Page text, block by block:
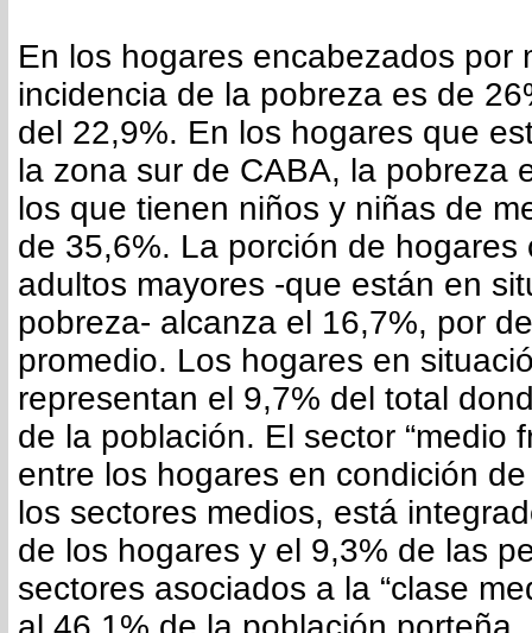
En los hogares encabezados por
incidencia de la pobreza es de
del 22,9%. En los hogares que
la zona sur de CABA, la pobreza
los que tienen niños y niñas de
de 35,6%. La porción de hogares
adultos mayores -que están en
pobreza- alcanza el 16,7%, por
promedio. Los hogares en
representan el 9,7% del total
de la población. El sector “medio
entre los hogares en condición
los sectores medios, está
de los hogares y el 9,3% de las
sectores asociados a la “clase